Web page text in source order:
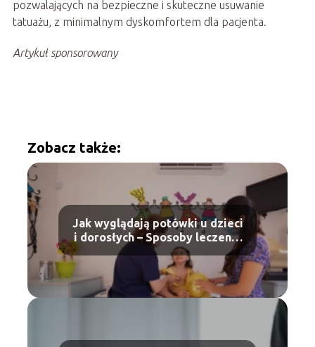
pozwalających na bezpieczne i skuteczne usuwanie
tatuażu, z minimalnym dyskomfortem dla pacjenta.
Artykuł sponsorowany
Zobacz także:
Jak wyglądają potówki u dzieci
i dorosłych – Sposoby leczenia
potówek i zapobieganie